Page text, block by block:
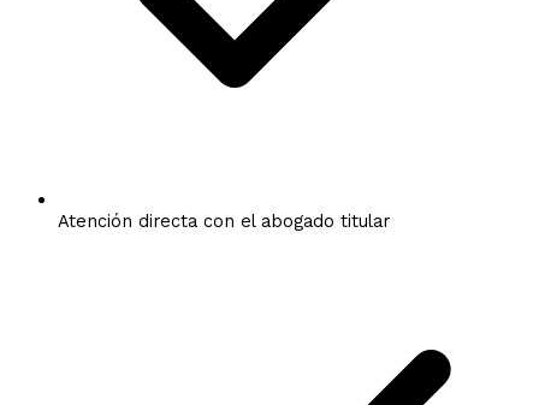
Atención directa con el abogado titular